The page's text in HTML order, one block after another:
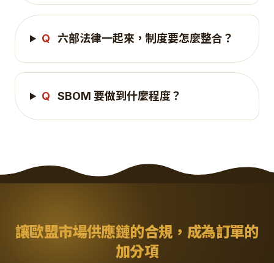
Q 六部法律一起來，制度要怎麼整合？
Q SBOM 要做到什麼程度？
讓歐盟市場供應鏈的合規，成為訂單的
加分項